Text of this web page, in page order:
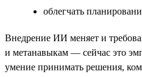
облегчать
Внедрение ИИ меняет и
и метанавыкам — сейчас это
умение принимать решения,